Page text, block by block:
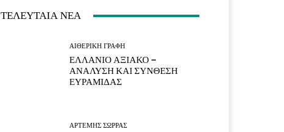
ΤΕΛΕΥΤΑΙΑ ΝΕΑ
ΑΙΘΕΡΙΚΗ ΓΡΑΦΗ
ΕΛΛΑΝΙΟ ΑΞΙΑΚΟ –
ΑΝΑΛΥΣΗ ΚΑΙ ΣΥΝΘΕΣΗ
ΕΥΡΑΜΙΔΑΣ
ΑΡΤΕΜΗΣ ΣΩΡΡΑΣ